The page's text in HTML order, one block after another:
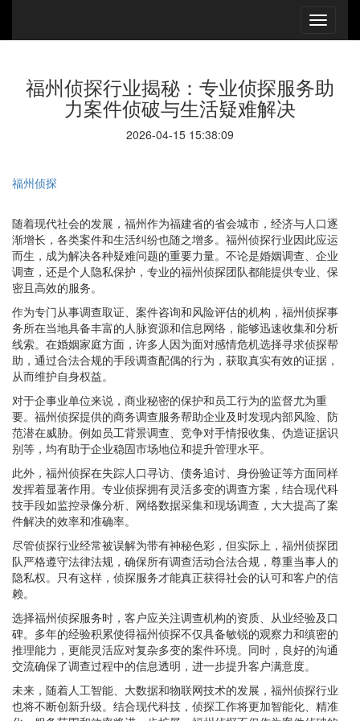
福州侦探行业揭秘：专业侦探服务助
力案件侦破与生活疑难解决
2026-04-15 15:38:09
福州侦探
随着现代社会的发展，福州作为福建省的省会城市，经济与人口逐
渐增长，各类案件和生活纠纷也随之增多。福州侦探行业因此应运
而生，成为解决各种疑难问题的重要力量。不论是婚姻调查、企业
调查，还是个人隐私保护，专业的福州侦探团队都能提供专业、保
密且高效的服务。
作为专门从事调查取证、案件咨询和风险评估的机构，福州侦探事
务所在当地具备丰富的人脉资源和信息网络，能够迅速收集和分析
线索。在婚姻家庭方面，许多人因为面对感情危机选择寻求侦探帮
助，通过合法合规的手段调查配偶的行为，获取真实有效的证据，
从而维护自身权益。
对于企事业单位来说，商业秘密的保护和员工行为的监督尤为重
要。福州侦探提供的商务调查服务帮助企业及时发现内部风险、防
范潜在威胁。例如员工背景调查、竞争对手情报收集、伪造证据识
别等，均有助于企业稳固市场地位和提升管理水平。
此外，福州侦探在失踪人口寻访、债务追讨、身份验证等方面同样
发挥着显著作用。专业侦探拥有灵活多变的调查方案，结合现代科
技手段如监控录像分析、网络数据采集和现场调查，大大提高了案
件解决的效率和准确率。
尽管侦探行业经常被误解为带有神秘色彩，但实际上，福州侦探团
队严格遵守法律法规，确保所有调查活动合法合规，尊重当事人的
隐私权。只有这样，侦探服务才能真正获得社会的认可和客户的信
赖。
选择福州侦探服务时，客户应关注调查机构的资质、从业经验及口
碑。多年的经验积累使得福州侦探不仅具备敏锐的观察力和缜密的
推理能力，更能灵活应对复杂多变的案件环境。同时，良好的沟通
交流确保了调查过程中的信息透明，进一步提升客户满意度。
未来，随着人工智能、大数据和物联网技术的发展，福州侦探行业
也将不断创新升级。结合现代科技，侦探工作将更加智能化、精准